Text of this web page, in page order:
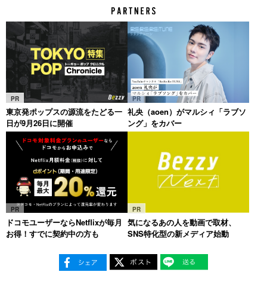
PR
東京発ポップスの源流をたどる一
日が9月26日に開催
PR
礼央（aoen）がマルシィ「ラブソ
ング」をカバー
PR
ドコモユーザーならNetflixが毎月
お得！すでに契約中の方も
PR
気になるあの人を動画で取材、
SNS特化型の新メディア始動